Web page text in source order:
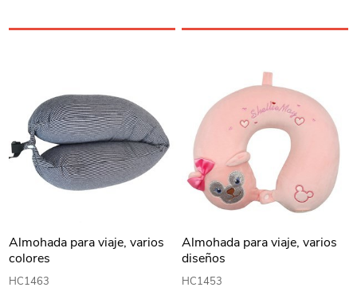
Almohada para viaje, varios
colores
HC1463
Almohada para viaje, varios
diseños
HC1453